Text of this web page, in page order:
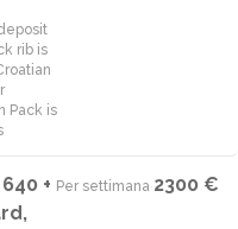
rib is
Pack is
+ Per settimana·2300 €